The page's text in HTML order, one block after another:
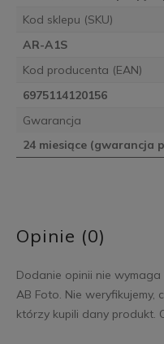
Kod sklepu (SKU)
AR-A1S
Kod producenta (EAN)
6975114120156
Gwarancja
24 miesiące (gwarancja
Opinie (0)
Dodanie opinii nie
AB Foto. Nie weryfikujemy,
którzy kupili dany produkt.